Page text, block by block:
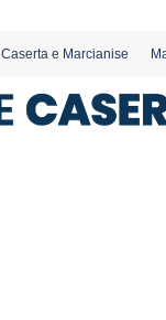
Caserta e Marcianise